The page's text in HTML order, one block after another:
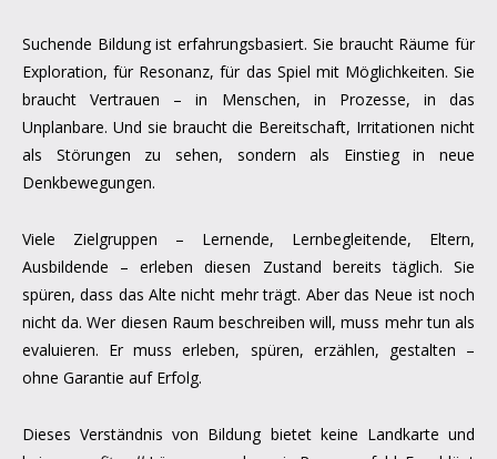
Suchende Bildung ist erfahrungsbasiert. Sie braucht Räume für
Exploration, für Resonanz, für das Spiel mit Möglichkeiten. Sie
braucht Vertrauen – in Menschen, in Prozesse, in das
Unplanbare. Und sie braucht die Bereitschaft, Irritationen nicht
als Störungen zu sehen, sondern als Einstieg in neue
Denkbewegungen.
Viele Zielgruppen – Lernende, Lernbegleitende, Eltern,
Ausbildende – erleben diesen Zustand bereits täglich. Sie
spüren, dass das Alte nicht mehr trägt. Aber das Neue ist noch
nicht da. Wer diesen Raum beschreiben will, muss mehr tun als
evaluieren. Er muss erleben, spüren, erzählen, gestalten –
ohne Garantie auf Erfolg.
Dieses Verständnis von Bildung bietet keine Landkarte und